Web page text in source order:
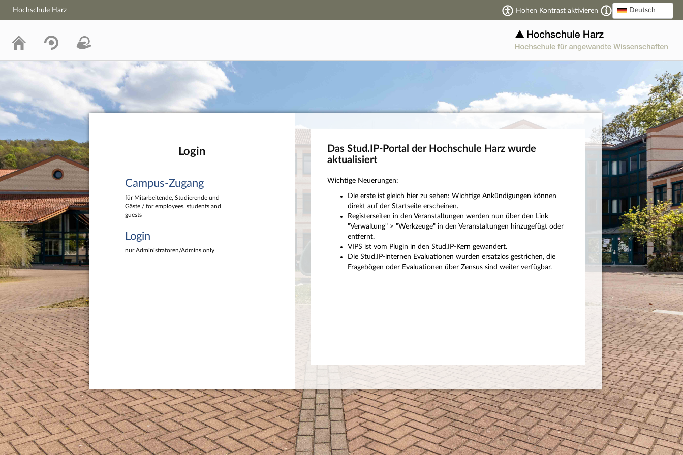
Hauptnavigation
Fußzeile
Hochschule Harz Hohen Kontrast aktivieren Deutsch
Hochschule Harz
Login
Campus-Zugang
für Mitarbeitende, Studierende und
Gäste / for employees, students and
guests
Login
nur Administratoren/Admins only
Das Stud.IP-Portal der Hochschule Harz wurde
aktualisiert
Wichtige Neuerungen:
Die erste ist gleich hier zu sehen: Wichtige Ankündigungen können
direkt auf der Startseite erscheinen.
Registerseiten in den Veranstaltungen werden nun über den Link
"Verwaltung" > "Werkzeuge" in den Veranstaltungen hinzugefügt oder
entfernt.
VIPS ist vom Plugin in den Stud.IP-Kern gewandert.
Die Stud.IP-internen Evaluationen wurden ersatzlos gestrichen, die
Fragebögen oder Evaluationen über Zensus sind weiter verfügbar.